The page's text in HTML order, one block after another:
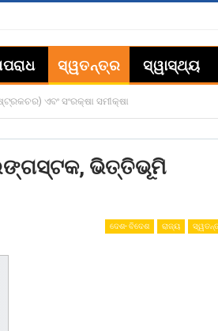
ସ୍ୱତନ୍ତ୍ର ସ୍ୱାସ୍ଥ୍ୟ
ଏବଂ ସଂରକ୍ଷା ସମୀକ୍ଷା
ଭିତ୍ତିଭୂମି
ଦେଶ- ବିଦେଶ ରାଜ୍ୟ